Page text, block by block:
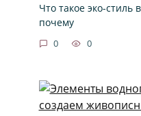
Что такое эко-
почему
0 0